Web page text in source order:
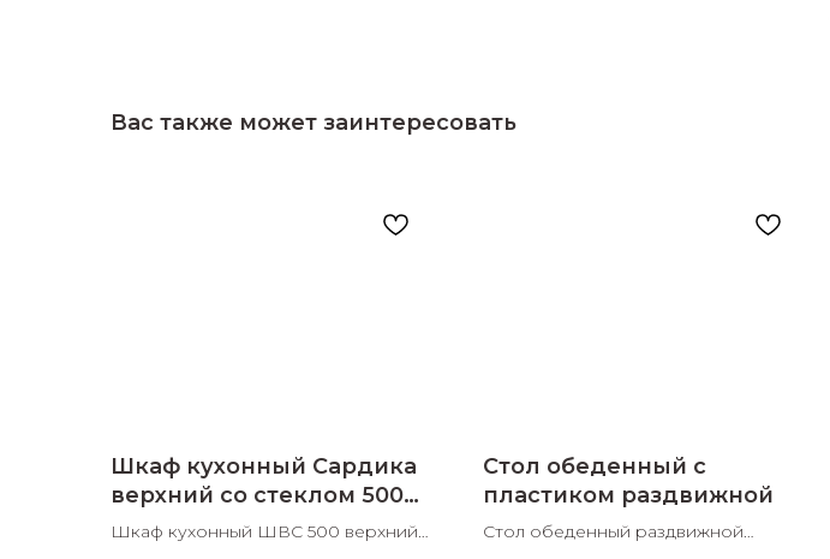
Вас также может заинтересовать
Шкаф кухонный Сардика
верхний со стеклом 500
мм
Шкаф кухонный ШВС 500 верхний
Стол обеденный с
пластиком раздвижной
Стол обеденный раздвижной